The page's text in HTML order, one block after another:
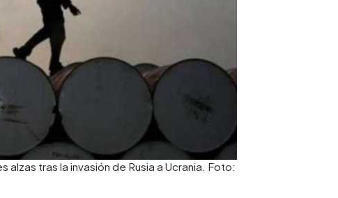
tras la invasión de Rusia a Ucrania. Foto: